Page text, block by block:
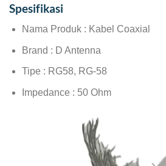
Spesifikasi
Nama Produk : Kabel Coaxial
Brand : D Antenna
Tipe : RG58, RG-58
Impedance : 50 Ohm